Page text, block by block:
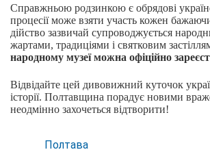
Справжньою родзинкою є обрядові
процесії може взяти участь кожен
дійство зазвичай супроводжується
жартами, традиціями і святковим
народному музеї можна офіційно
Відвідайте цей дивовижний куточок
історії. Полтавщина порадує новими
неодмінно захочеться відтворити!
Полтава